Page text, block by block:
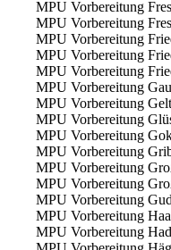
MPU Vorbereitung
MPU Vorbereitung
MPU Vorbereitung
MPU Vorbereitung
MPU Vorbereitung
MPU Vorbereitung
MPU Vorbereitung
MPU Vorbereitung
MPU Vorbereitung
MPU Vorbereitung
MPU Vorbereitung
MPU Vorbereitung
MPU Vorbereitung
MPU Vorbereitung
MPU Vorbereitung